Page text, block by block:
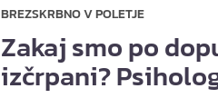
BREZSKRBNO V POLETJE
Zakaj smo po
izčrpani?